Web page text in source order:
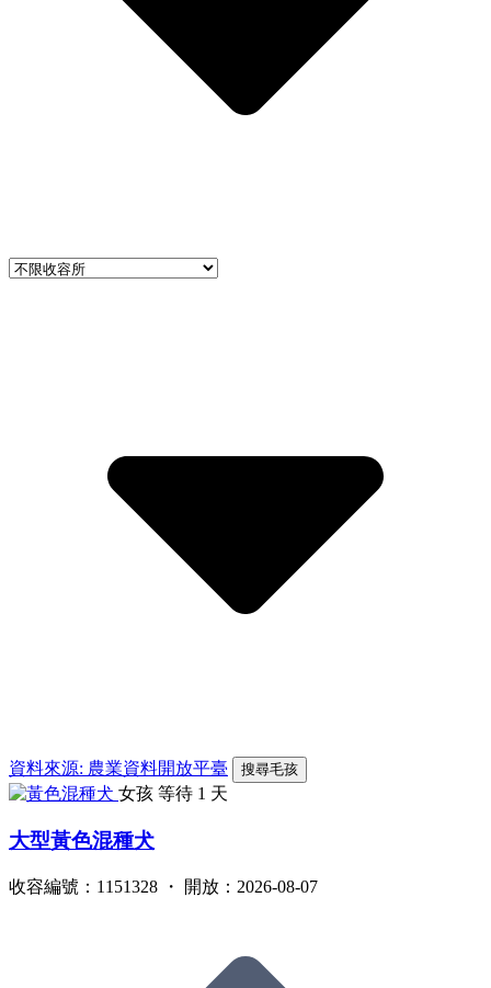
資料來源: 農業資料開放平臺 搜尋毛孩
女孩 等待 1 天
大型黃色混種犬
收容編號：1151328 ・ 開放：2026-08-07